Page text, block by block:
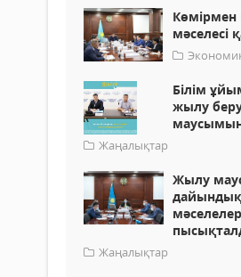
Көмірмен
мәселесі
Білім
жылу
Жаңалықтар
Жылу
дайындық
Жаңалықтар